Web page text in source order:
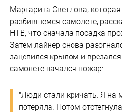
Маргарита Светлова,
разбившемся самолете,
НТВ, что сначала посадка
Затем лайнер снова
зацепился крылом и
самолете начался пожар:
"Люди стали кричать. Я на
потеряла. Потом